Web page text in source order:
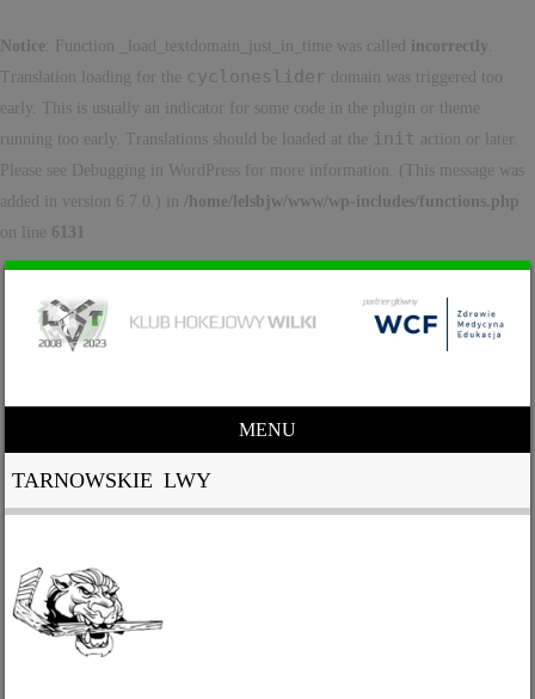
Notice : Function _load_textdomain_just_in_time was called incorrectly
Translation loading for the cycloneslider domain was triggered too
early. This is usually an indicator for some code in the plugin or theme
running too early. Translations should be loaded at the init action or later.
Please see
Debugging in WordPress for more information. (This message was
added in version 6.7.0.) in /home/lelsbjw/www/wp-includes/functions.php
on line 6131
MENU
TARNOWSKIE LWY